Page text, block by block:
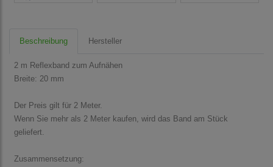
Beschreibung Hersteller
2 m Reflexband zum Aufnähen
Breite: 20 mm
Der Preis gilt für 2 Meter.
Wenn Sie mehr als 2 Meter kaufen, wird das Band am Stück
geliefert.
Zusammensetzung: